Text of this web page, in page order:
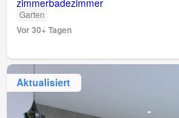
Garten
Vor 30+ Tagen
Aktualisiert